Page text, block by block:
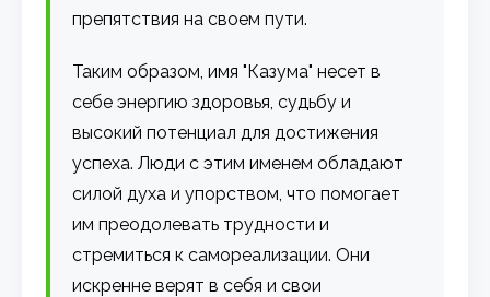
препятствия на своем пути.
Таким образом, имя "Казума" несет в
себе энергию здоровья, судьбу и
высокий потенциал для достижения
успеха. Люди с этим именем обладают
силой духа и упорством, что помогает
им преодолевать трудности и
стремиться к самореализации. Они
искренне верят в себя и свои